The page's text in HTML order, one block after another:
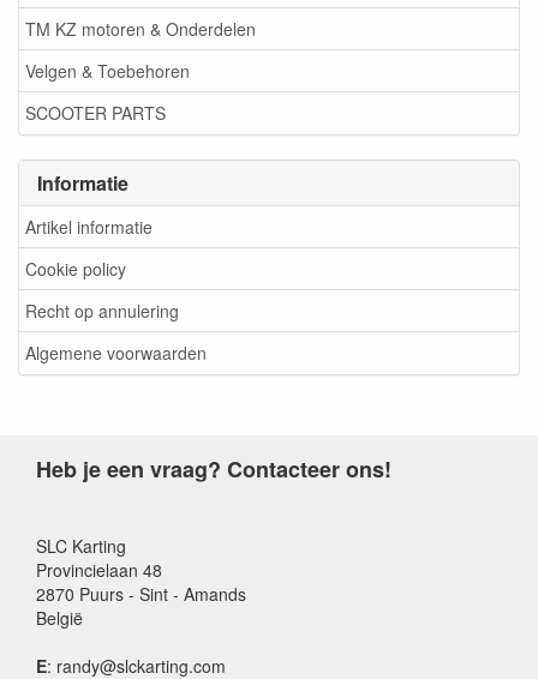
TM KZ motoren & Onderdelen
Velgen & Toebehoren
SCOOTER PARTS
Informatie
Artikel informatie
Cookie policy
Recht op annulering
Algemene voorwaarden
Heb je een vraag? Contacteer ons!
SLC Karting
Provincielaan 48
2870 Puurs - Sint - Amands
België
E: randy@slckarting.com